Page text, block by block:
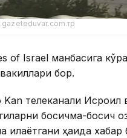
of Israel манбасига
бор.
Kan телеканали
босқичма-
қилаётгани ҳақида